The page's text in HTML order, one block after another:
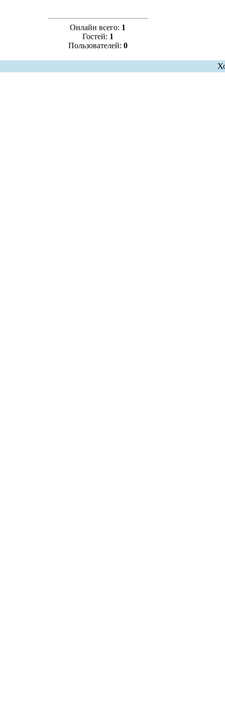
Онлайн всего: 1
Гостей: 1
Пользователей: 0